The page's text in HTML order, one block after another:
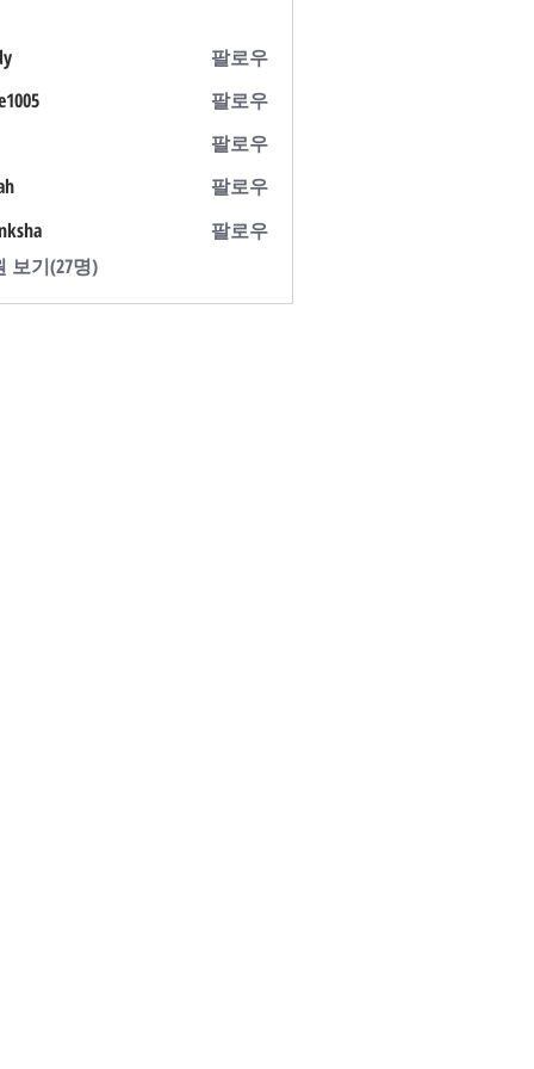
팔로우
팔로우
팔로우
팔로우
팔로우
보기(27명)